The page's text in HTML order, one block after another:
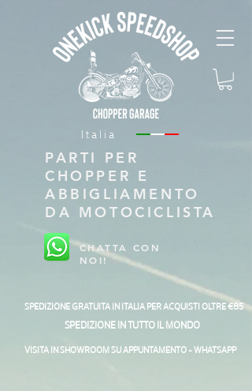
Italia
PARTI PER
CHOPPER E
ABBIGLIAMENTO
DA MOTOCICLISTA
CHATTA CON
NOI!
SPEDIZIONE GRATUITA IN ITALIA PER ACQUISTI OLTRE €85
SPEDIZIONE IN TUTTO IL MONDO
VISITA IN SHOWROOM SU APPUNTAMENTO - WHATSAPP